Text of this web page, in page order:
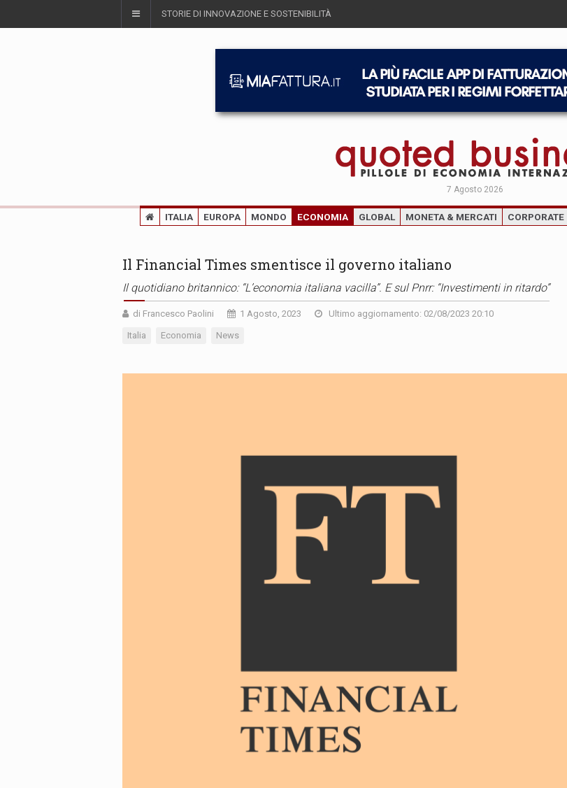
STORIE DI INNOVAZIONE E SOSTENIBILITÀ
7 Agosto 2026
ITALIA EUROPA MONDO ECONOMIA GLOBAL MONETA & MERCATI CORPORATE
Il Financial Times smentisce il governo italiano
Il quotidiano britannico: “L’economia italiana vacilla”. E sul Pnrr: “Investimenti in ritardo”
di Francesco Paolini 1 Agosto, 2023 Ultimo aggiornamento: 02/08/2023 20:10
Italia Economia News